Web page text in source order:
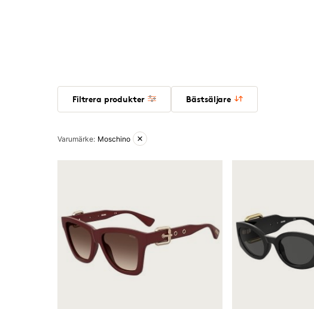
Filtrera produkter Bästsäljare
Aktiva filter
Varumärke: Moschino